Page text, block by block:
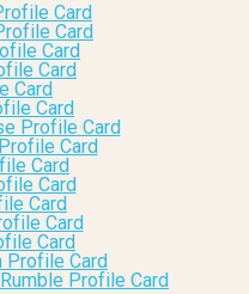
Card
Card
Card
Card
Card
Card
Profile Card
Card
Card
Card
Card
Card
Card
Profile Card
Profile Card